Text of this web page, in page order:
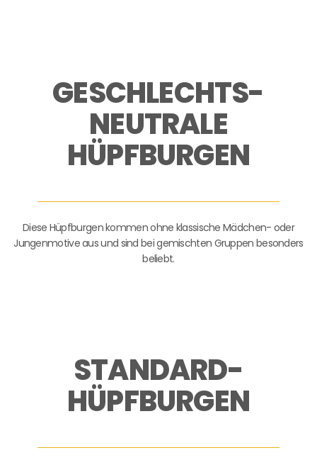
GESCHLECHTS-
NEUTRALE
HÜPFBURGEN
Diese Hüpfburgen kommen ohne klassische Mädchen- oder
Jungenmotive aus und sind bei gemischten Gruppen besonders
beliebt.
STANDARD-
HÜPFBURGEN